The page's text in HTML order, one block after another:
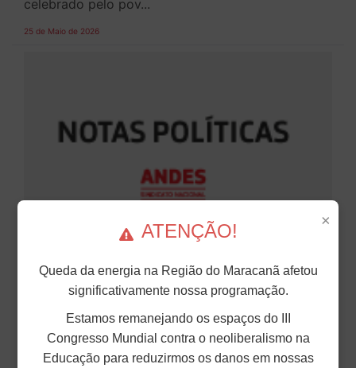
celebrado pelo pov...
25 de Maio de 2026
NOTA DE CONGRATULAÇÃO DA
DIRETORIA DO ANDES-SN À
COMUNIDADE ACADÊMICA DA UFBA
PELA PRIMEIRA ELEIÇÃO DIRETA PARA
REITOR(A) NAS UNIVERSIDADES
FEDERAIS.
×
ATENÇÃO!
Queda da energia na Região do Maracanã afetou
significativamente nossa programação.
Estamos remanejando os espaços do III
Congresso Mundial contra o neoliberalismo na
Educação para reduzirmos os danos em nossas